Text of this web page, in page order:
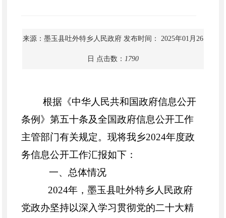
来源：墨玉县吐外特乡人民政府 发布时间： 2025年01月26
日 点击数： 1790
根据《中华人民共和国政府信息公开
条例》第五十条及全国政府信息公开工作
主管部门有关规定。现将我乡2024年度政
务信息公开工作汇报如下：
一、总体情况
2024年，墨玉县吐外特乡人民政府
党政办坚持以深入学习贯彻党的二十大精